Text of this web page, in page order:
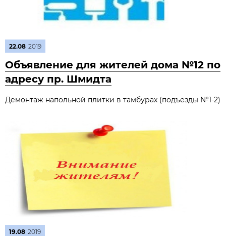
22.08 2019
Объявление для жителей дома №12 по
адресу пр. Шмидта
Демонтаж напольной плитки в тамбурах (подъезды №1-2)
19.08 2019